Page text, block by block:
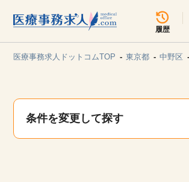
履歴
医療事務求人ドットコムTOP 東京都 中野区
条件を変更して探す
所在地のエリアを選択してください
各支店担当よりご連絡させていただきます。
関東